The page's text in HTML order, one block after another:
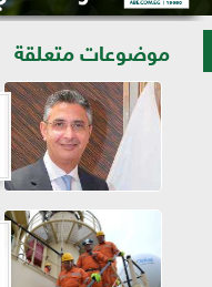
موضوعات متعلقة